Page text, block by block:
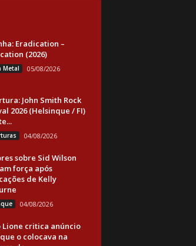
Eradication –
(2026)
Metal 05/08/2026
John Smith Rock
2026 (Helsinque / FI)
04/08/2026
sobre Sid Wilson
força após
de Kelly
04/08/2026
Lione critica anúncio
o colocava na